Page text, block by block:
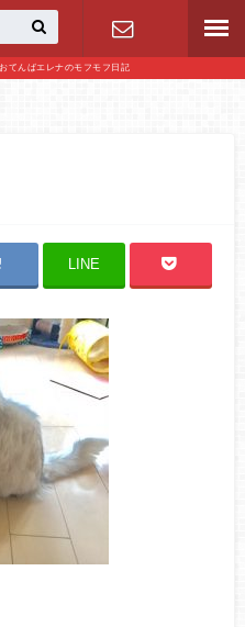
てんばエレナのモフモフ日記
お問い合わ
LINE